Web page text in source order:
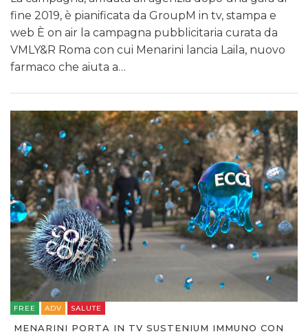
fine 2019, è pianificata da GroupM in tv, stampa e
web È on air la campagna pubblicitaria curata da
VMLY&R Roma con cui Menarini lancia Laila, nuovo
farmaco che aiuta a…
FREE ADV SALUTE
MENARINI PORTA IN TV SUSTENIUM IMMUNO CON